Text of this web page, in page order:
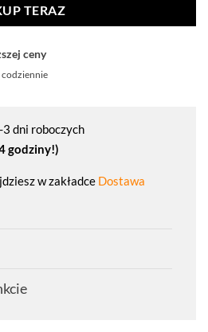
TERAZ
ceny
codziennie
dni roboczych
godziny!)
w zakładce Dostawa